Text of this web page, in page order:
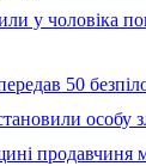
у чоловіка
50
продавчиня